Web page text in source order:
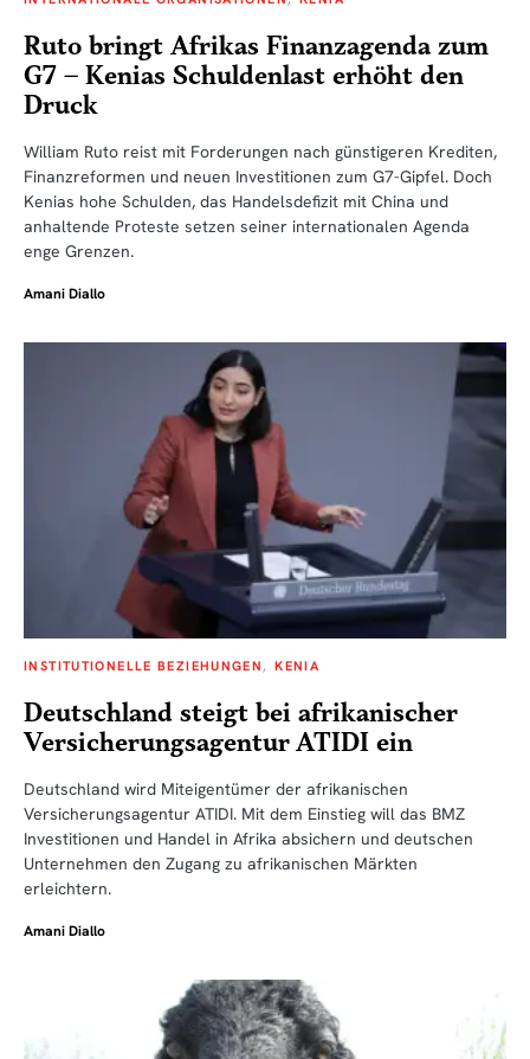
Ruto bringt Afrikas Finanzagenda zum
G7 – Kenias Schuldenlast erhöht den
Druck
William Ruto reist mit Forderungen nach günstigeren Krediten,
Finanzreformen und neuen Investitionen zum G7-Gipfel. Doch
Kenias hohe Schulden, das Handelsdefizit mit China und
anhaltende Proteste setzen seiner internationalen Agenda
enge Grenzen.
Amani Diallo
INSTITUTIONELLE BEZIEHUNGEN KENIA
Deutschland steigt bei afrikanischer
Versicherungsagentur ATIDI ein
Deutschland wird Miteigentümer der afrikanischen
Versicherungsagentur ATIDI. Mit dem Einstieg will das BMZ
Investitionen und Handel in Afrika absichern und deutschen
Unternehmen den Zugang zu afrikanischen Märkten
erleichtern.
Amani Diallo